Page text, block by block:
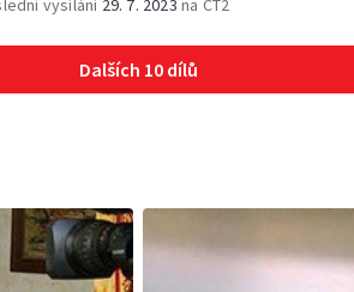
Dalších 10 dílů